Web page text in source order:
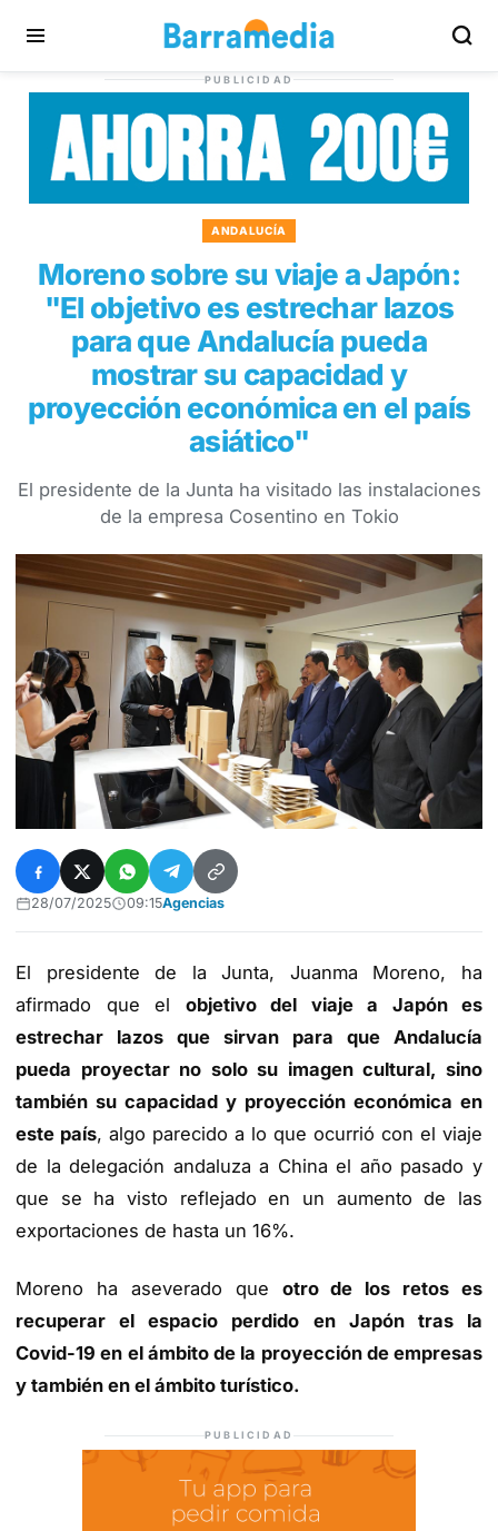
PUBLICIDAD
ANDALUCÍA
Moreno sobre su viaje a Japón:
"El objetivo es estrechar lazos
para que Andalucía pueda
mostrar su capacidad y
proyección económica en el país
asiático"
El presidente de la Junta ha visitado las instalaciones
de la empresa Cosentino en Tokio
28/07/2025 09:15Agencias
El presidente de la Junta, Juanma Moreno, ha
afirmado que el objetivo del viaje a Japón es
estrechar lazos que sirvan para que Andalucía
pueda proyectar no solo su imagen cultural, sino
también su capacidad y proyección económica en
este país, algo parecido a lo que ocurrió con el viaje
de la delegación andaluza a China el año pasado y
que se ha visto reflejado en un aumento de las
exportaciones de hasta un 16%.
Moreno ha aseverado que otro de los retos es
recuperar el espacio perdido en Japón tras la
Covid-19 en el ámbito de la proyección de empresas
y también en el ámbito turístico.
PUBLICIDAD